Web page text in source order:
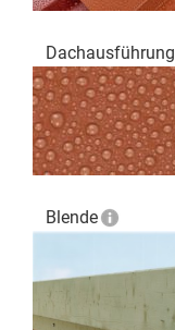
Dachausführung
Blende